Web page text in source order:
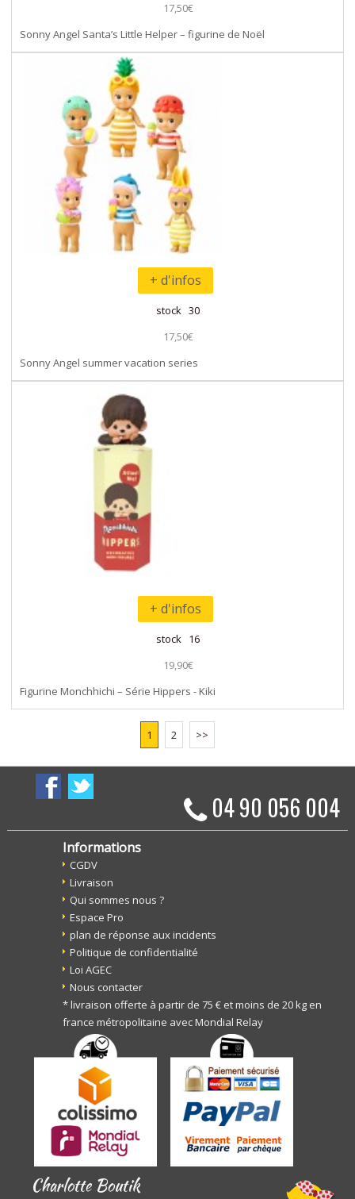
17,50€
Sonny Angel Santa’s Little Helper – figurine de Noël
+ d'infos
stock 30
17,50€
Sonny Angel summer vacation series
+ d'infos
stock 16
19,90€
Figurine Monchhichi – Série Hippers - Kiki
1 2 >>
04 90 056 004
Informations
CGDV
Livraison
Qui sommes nous ?
Espace Pro
plan de réponse aux incidents
Politique de confidentialité
Loi AGEC
Nous contacter
* livraison offerte à partir de 75 € et moins de 20 kg en
france métropolitaine avec Mondial Relay
Charlotte Boutik